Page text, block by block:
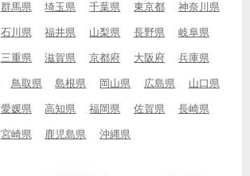
群馬県 埼玉県 千葉県 東京都 神奈川県
石川県 福井県 山梨県 長野県 岐阜県
三重県 滋賀県 京都府 大阪府 兵庫県
鳥取県 島根県 岡山県 広島県 山口県
愛媛県 高知県 福岡県 佐賀県 長崎県
宮崎県 鹿児島県 沖縄県